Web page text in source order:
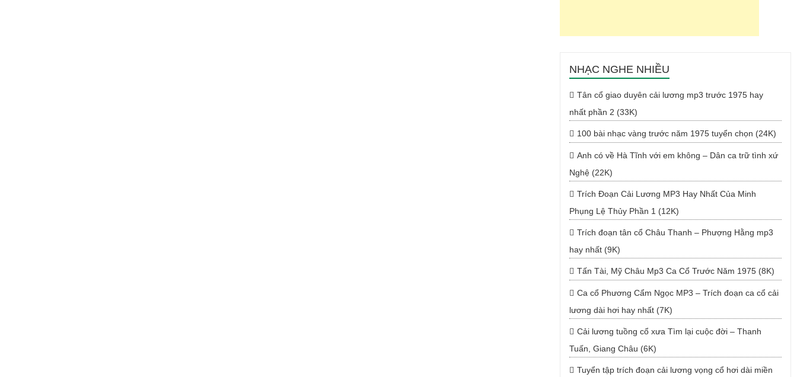
NHẠC NGHE NHIỀU
Tân cổ giao duyên cải lương mp3 trước 1975 hay
nhất phần 2 (33K)
100 bài nhạc vàng trước năm 1975 tuyển chọn (24K)
Anh có về Hà Tĩnh với em không – Dân ca trữ tình xứ
Nghệ (22K)
Trích Đoạn Cải Lương MP3 Hay Nhất Của Minh
Phụng Lệ Thủy Phần 1 (12K)
Trích đoạn tân cổ Châu Thanh – Phượng Hằng mp3
hay nhất (9K)
Tấn Tài, Mỹ Châu Mp3 Ca Cổ Trước Năm 1975 (8K)
Ca cổ Phương Cẩm Ngọc MP3 – Trích đoạn ca cổ cải
lương dài hơi hay nhất (7K)
Cải lương tuồng cổ xưa Tìm lại cuộc đời – Thanh
Tuấn, Giang Châu (6K)
Tuyển tập trích đoạn cải lương vọng cổ hơi dài miền